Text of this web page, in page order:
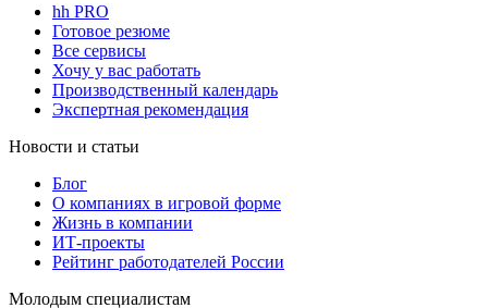
hh PRO
Готовое резюме
Все сервисы
Хочу у вас работать
Производственный календарь
Экспертная рекомендация
Новости и статьи
Блог
О компаниях в игровой форме
Жизнь в компании
ИТ-проекты
Рейтинг работодателей России
Молодым специалистам